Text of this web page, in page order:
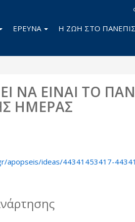
ΕΡΕΥΝΑ Η ΖΩΗ ΣΤΟ
ΝΑ ΕΙΝΑΙ ΤΟ
ΗΜΕΡΑΣ
apopseis/ideas/44341453417-